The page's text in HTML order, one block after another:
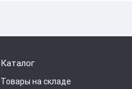
Каталог
Товары на складе